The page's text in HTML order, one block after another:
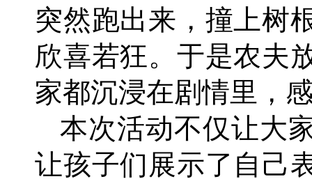
突然跑出来，撞上树
欣喜若狂。于是农夫
家都沉浸在剧情里，
本次活动不仅让大
让孩子们展示了自己